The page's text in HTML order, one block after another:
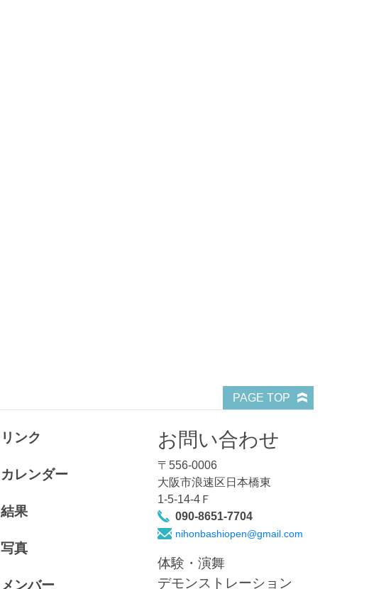
リンク
カレンダー
結果
写真
メンバー
お問い合わせ
〒556-0006
大阪市浪速区日本橋東
1-5-14-4Ｆ
090-8651-7704
nihonbashiopen@gmail.com
体験・演舞
デモンストレーション
PAGE TOP